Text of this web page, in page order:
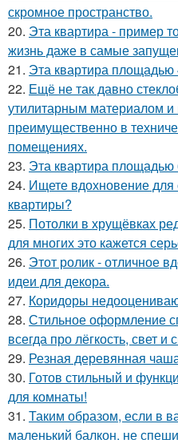
скромное пространство.
20. Эта квартира - пример
жизнь даже в самые
21. Эта квартира площадью
22. Ещё не так давно
утилитарным материалом
преимущественно в
помещениях.
23. Эта квартира площадью
24. Ищете вдохновение для
квартиры?
25. Потолки в хрущёвках
для многих это кажется
26. Этот ролик - отличное
идеи для декора.
27. Коридоры
28. Стильное оформление
всегда про лёгкость, свет и
29. Резная деревянная
30. Готов стильный и
для комнаты!
31. Таким образом, если в
маленький балкон, не